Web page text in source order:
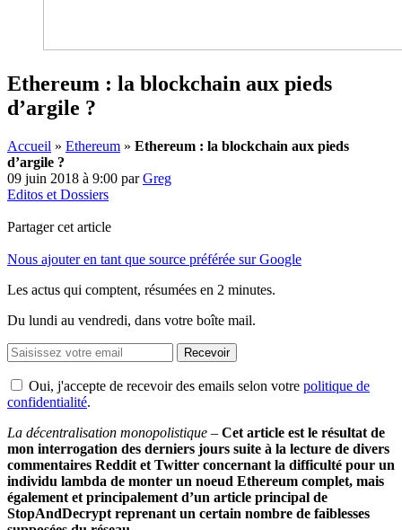
Ethereum : la blockchain aux pieds
d’argile ?
Accueil » Ethereum » Ethereum : la blockchain aux pieds
d’argile ?
09 juin 2018 à 9:00 parGreg
Editos et Dossiers
Partager cet article
Nous ajouter en tant que source préférée sur Google
Les actus qui comptent, résumées en 2 minutes.
Du lundi au vendredi, dans votre boîte mail.
Recevoir
Oui, j'accepte de recevoir des emails selon votre politique de
confidentialité.
La décentralisation monopolistique – Cet article est le résultat de
mon interrogation des derniers jours suite à la lecture de divers
commentaires Reddit et Twitter concernant la difficulté pour un
individu lambda de monter un noeud Ethereum complet, mais
également et principalement d’un article principal de
StopAndDecrypt reprenant un certain nombre de faiblesses